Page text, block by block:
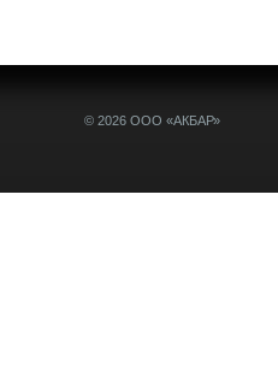
© 2026 ООО «АКБАР»